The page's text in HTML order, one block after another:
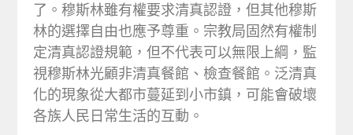
了。穆斯林雖有權要求清真認證，但其他穆斯
林的選擇自由也應予尊重。宗教局固然有權制
定清真認證規範，但不代表可以無限上綱，監
視穆斯林光顧非清真餐館、檢查餐館。泛清真
化的現象從大都市蔓延到小市鎮，可能會破壞
各族人民日常生活的互動。